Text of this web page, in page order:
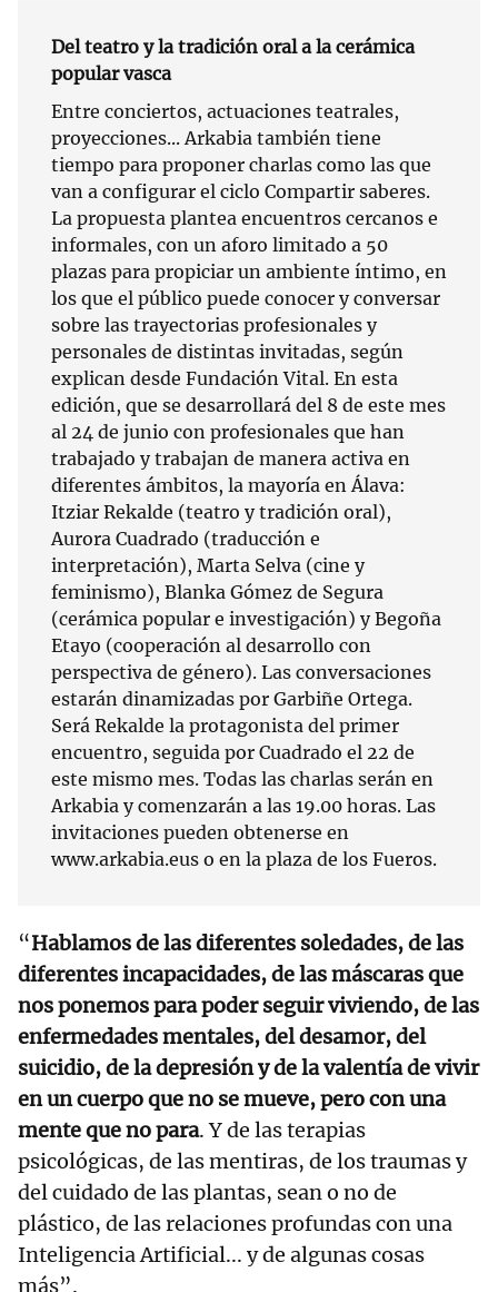
Del teatro y la tradición oral a la cerámica
popular vasca
Entre conciertos, actuaciones teatrales,
proyecciones... Arkabia también tiene
tiempo para proponer charlas como las que
van a configurar el ciclo Compartir saberes.
La propuesta plantea encuentros cercanos e
informales, con un aforo limitado a 50
plazas para propiciar un ambiente íntimo, en
los que el público puede conocer y conversar
sobre las trayectorias profesionales y
personales de distintas invitadas, según
explican desde Fundación Vital. En esta
edición, que se desarrollará del 8 de este mes
al 24 de junio con profesionales que han
trabajado y trabajan de manera activa en
diferentes ámbitos, la mayoría en Álava:
Itziar Rekalde (teatro y tradición oral),
Aurora Cuadrado (traducción e
interpretación), Marta Selva (cine y
feminismo), Blanka Gómez de Segura
(cerámica popular e investigación) y Begoña
Etayo (cooperación al desarrollo con
perspectiva de género). Las conversaciones
estarán dinamizadas por Garbiñe Ortega.
Será Rekalde la protagonista del primer
encuentro, seguida por Cuadrado el 22 de
este mismo mes. Todas las charlas serán en
Arkabia y comenzarán a las 19.00 horas. Las
invitaciones pueden obtenerse en
www.arkabia.eus o en la plaza de los Fueros.
“Hablamos de las diferentes soledades, de las
diferentes incapacidades, de las máscaras que
nos ponemos para poder seguir viviendo, de las
enfermedades mentales, del desamor, del
suicidio, de la depresión y de la valentía de vivir
en un cuerpo que no se mueve, pero con una
mente que no para. Y de las terapias
psicológicas, de las mentiras, de los traumas y
del cuidado de las plantas, sean o no de
plástico, de las relaciones profundas con una
Inteligencia Artificial... y de algunas cosas
más”.